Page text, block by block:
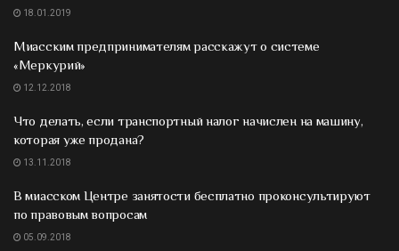
18.01.2019
Миасским предпринимателям расскажут о системе
«Меркурий»
12.12.2018
Что делать, если транспортный налог начислен на машину,
которая уже продана?
13.11.2018
В миасском Центре занятости бесплатно проконсультируют
по правовым вопросам
05.09.2018